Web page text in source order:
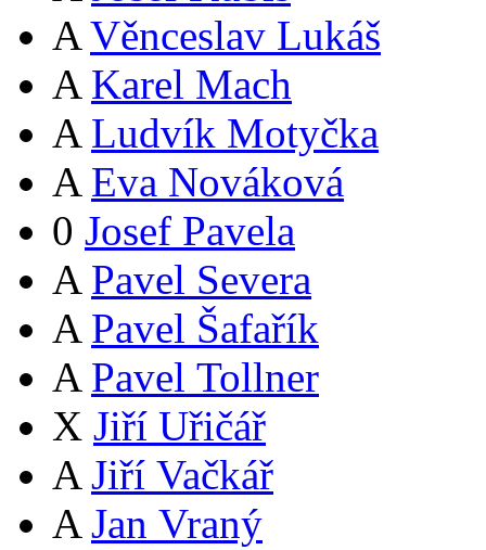
A Věnceslav Lukáš
A Karel Mach
A Ludvík Motyčka
A Eva Nováková
0 Josef Pavela
A Pavel Severa
A Pavel Šafařík
A Pavel Tollner
X Jiří Uřičář
A Jiří Vačkář
A Jan Vraný